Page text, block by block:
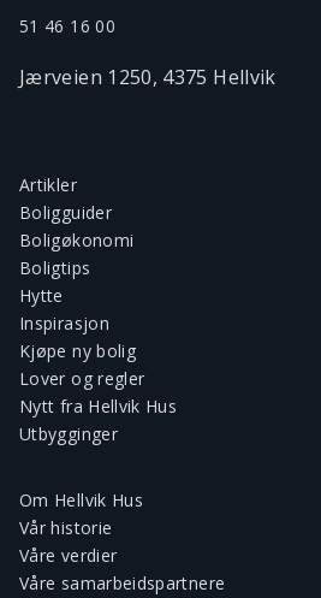
51 46 16 00
Jærveien 1250, 4375 Hellvik
Artikler
Boligguider
Boligøkonomi
Boligtips
Hytte
Inspirasjon
Kjøpe ny bolig
Lover og regler
Nytt fra Hellvik Hus
Utbygginger
Om Hellvik Hus
Vår historie
Våre verdier
Våre samarbeidspartnere